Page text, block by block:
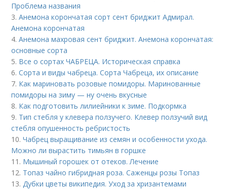
Проблема названия
3.Анемона корончатая сорт сент бриджит Адмирал.
Анемона корончатая
4.Анемона махровая сент бриджит. Анемона корончатая:
основные сорта
5. Все о сортах ЧАБРЕЦА. Историческая справка
6.Сорта и виды чабреца. Сорта Чабреца, их описание
7. Как мариновать розовые помидоры. Маринованные
помидоры на зиму — ну очень вкусные
8. Как подготовить лилиейники к зиме. Подкормка
9. Тип стебля у клевера ползучего. Клевер ползучий вид
стебля опушенность ребристость
10.Чабрец выращивание из семян и особенности ухода.
Можно ли вырастить тимьян в горшке
11. Мышиный горошек от отеков. Лечение
12. Топаз чайно гибридная роза. Саженцы розы Топаз
13. Дубки цветы википедия. Уход за хризантемами